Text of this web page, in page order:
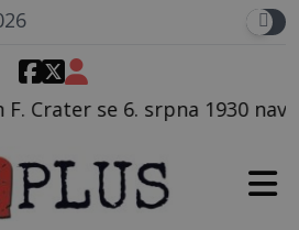
1930 navečeří ve své